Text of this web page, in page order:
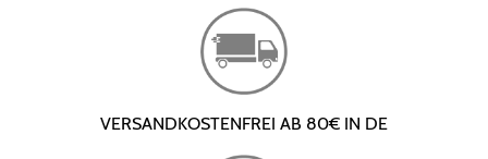
VERSANDKOSTENFREI AB 80€ IN DE